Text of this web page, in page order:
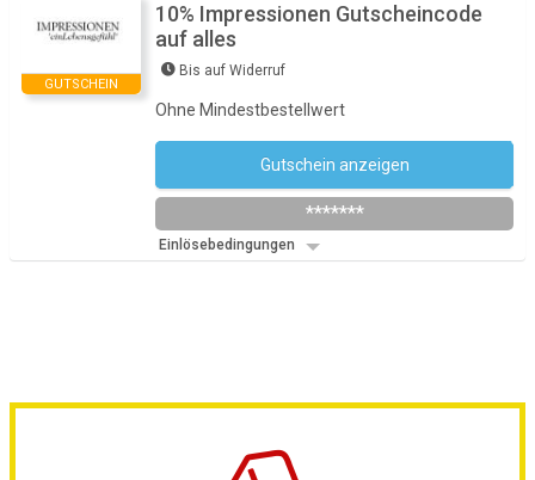
GUTSCHEIN
10% Impressionen Gutscheincode
auf alles
Bis auf Widerruf
Ohne Mindestbestellwert
Gutschein anzeigen
*******
Einlösebedingungen